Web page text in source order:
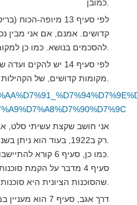
לפי סעיף 13
קדושים. אמנם, אם אני מבין
לפי סעיף 14 יש
אני חושב שקצת עשיתי סלט,
סעיף 4 מדבר על הקמת
דרך אגב, סעיף